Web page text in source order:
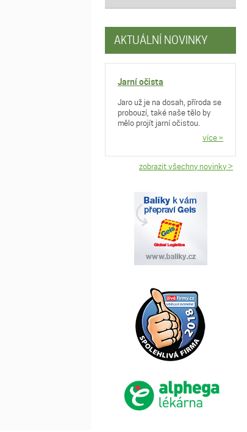
AKTUÁLNÍ NOVINKY
Jarní očista
Jaro už je na dosah, příroda se
probouzí, také naše tělo by
mělo projít jarní očistou.
více »
zobrazit všechny novinky >